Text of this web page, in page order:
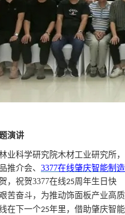
演讲
业科学研究院木材工业研究所，
推介会、 3377在线肇庆智能制造
，祝贺3377在线25周年生日快
苦奋斗，为推动饰面板产业高质
在下一个25年里，借助肇庆智能